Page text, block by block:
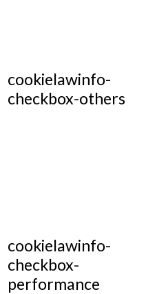
cookielawinfo-
checkbox-others
cookielawinfo-
checkbox-
performance